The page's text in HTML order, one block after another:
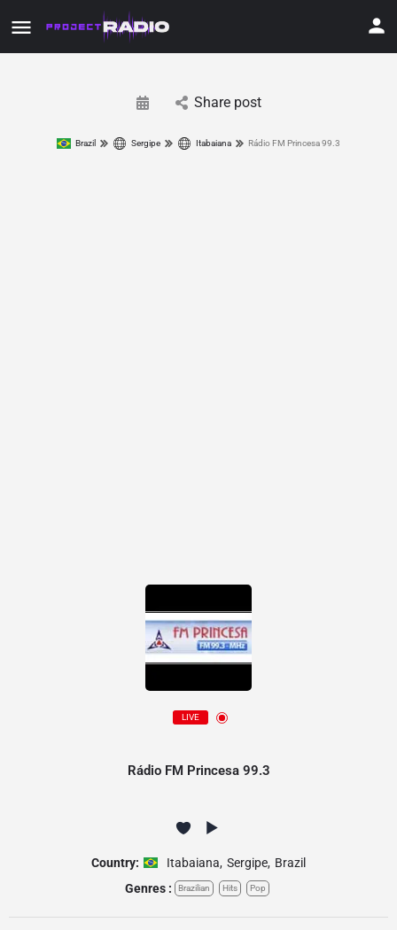
Share post
Brazil Sergipe Itabaiana Rádio FM Princesa 99.3
LIVE
Rádio FM Princesa 99.3
Country: Itabaiana, Sergipe, Brazil
Genres :
Brazilian Hits Pop